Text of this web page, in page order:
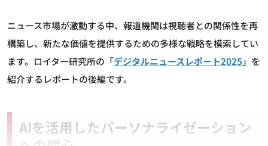
ニュース市場が激動する中、報道機関は視聴者との関係性を再
構築し、新たな価値を提供するための多様な戦略を模索してい
ます。ロイター研究所の「デジタルニュースレポート2025 」を
紹介するレポートの後編です。
AIを活用したパーソナライゼーション